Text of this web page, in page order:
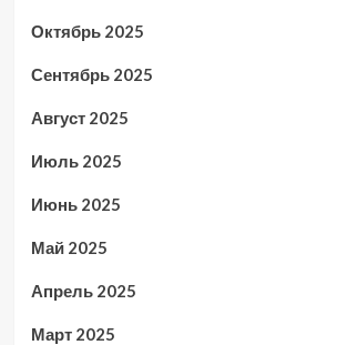
Октябрь 2025
Сентябрь 2025
Август 2025
Июль 2025
Июнь 2025
Май 2025
Апрель 2025
Март 2025